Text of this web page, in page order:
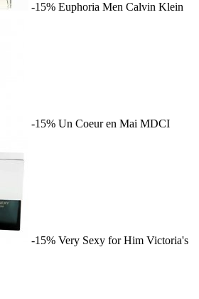
-15% Euphoria Men Calvin Klein
-15% Un Coeur en Mai MDCI
-15% Very Sexy for Him Victoria's